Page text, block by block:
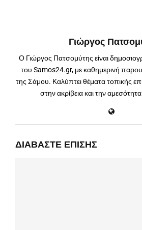
Γιώργος
Ο Γιώργος Πατσομύτης είναι
του Samos24.gr, με καθημερινή
της Σάμου. Καλύπτει θέματα τοπικής
στην ακρίβεια και την
ΔΙΑΒΆΣΤΕ ΕΠΊΣΗΣ